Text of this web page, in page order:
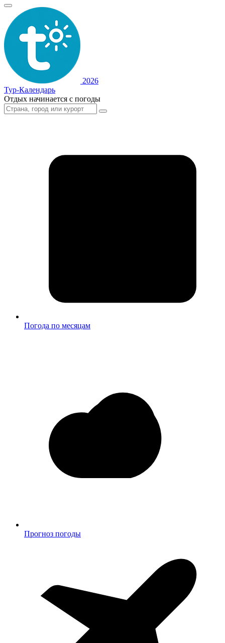
2026
Тур-Календарь
Отдых начинается с погоды
Погода по месяцам
Прогноз погоды